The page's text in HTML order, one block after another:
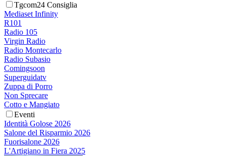
Tgcom24 Consiglia
Mediaset Infinity
R101
Radio 105
Virgin Radio
Radio Montecarlo
Radio Subasio
Comingsoon
Superguidatv
Zuppa di Porro
Non Sprecare
Cotto e Mangiato
Eventi
Identità Golose 2026
Salone del Risparmio 2026
Fuorisalone 2026
L'Artigiano in Fiera 2025